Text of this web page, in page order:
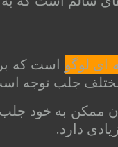
لوگو است که
مختلف جلب توجه
ممکن به خود
دارد.